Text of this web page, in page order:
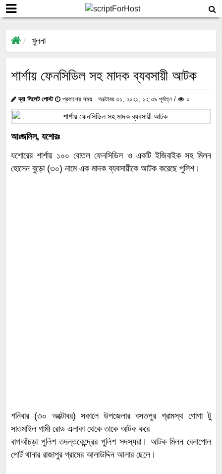
খুলনা
শার্শায় ফেনসিডিল সহ মাদক ব্যবসায়ী আটক
দ্যা সিলেট পোস্ট প্রকাশের সময় : অক্টোবর ৩১, ২০২১, ১২:৩৯ পূর্বাহ্ন / ০
আঃজলিল, যশোরঃ
যশোরের শার্শায় ১০০ বোতল ফেনসিডিল ও একটি ইজিবাইক সহ মিলন
হোসেন বুড়ো (৩০) নামে এক মাদক ব্যবসায়ীকে আটক করেছে পুলিশ।
শনিবার (৩০ অক্টোবর) সকালে উপজেলার বসতপুর গ্রামস্থ গোগা টু
সাতমাইল গামী রোড এলাকা থেকে তাকে আটক করে
বাগআঁচড়া পুলিশ তদন্তকেন্দ্রের পুলিশ সদস্যরা। আটক মিলন বেনাপোল
পোর্ট থানার রাজাপুর গ্রামের আলাউদ্দিন আলার ছেলে।